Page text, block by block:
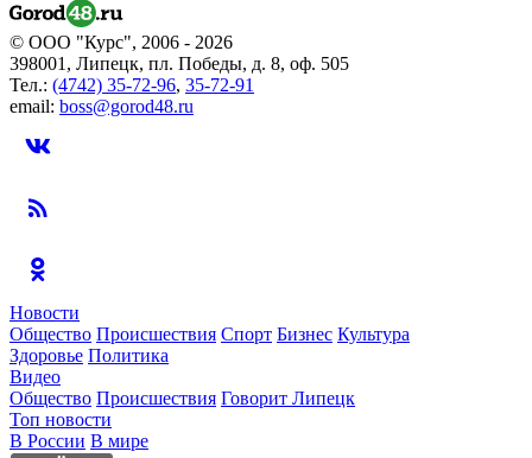
© ООО "Курс", 2006 - 2026
398001, Липецк, пл. Победы, д. 8, оф. 505
Тел.: (4742) 35-72-96, 35-72-91
email: boss@gorod48.ru
Новости
Общество Происшествия Спорт Бизнес Культура
Здоровье Политика
Видео
Общество Происшествия Говорит Липецк
Топ новости
В России В мире